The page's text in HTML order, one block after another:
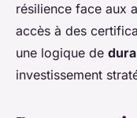
résilience face aux
accès à des
une logique de
investissement